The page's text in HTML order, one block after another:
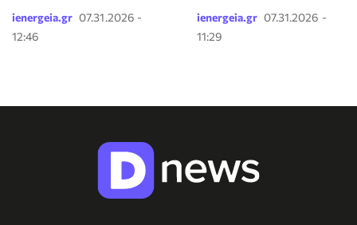
ienergeia.gr 07.31.2026 -
12:46
ienergeia.gr 07.31.2026 -
11:29